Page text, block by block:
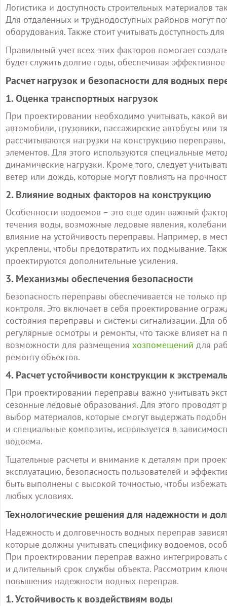
Логистика и доступность строительных материалов
Для отдаленных и труднодоступных районов могут
оборудования. Также стоит учитывать доступность
Правильный учет всех этих факторов помогает
будет служить долгие годы, обеспечивая
Расчет нагрузок и безопасности для водных
1. Оценка транспортных нагрузок
При проектировании необходимо учитывать, какой
автомобили, грузовики, пассажирские автобусы или
рассчитываются нагрузки на конструкцию
элементов. Для этого используются специальные
динамические нагрузки. Кроме того, следует
ветер или дождь, которые могут повлиять на
2. Влияние водных факторов на конструкцию
Особенности водоемов – это еще один важный
течения воды, возможные ледовые явления,
влияние на устойчивость переправы. Например, в
укреплены, чтобы предотвратить их подмывание.
проектируются дополнительные усиления.
3. Механизмы обеспечения безопасности
Безопасность переправы обеспечивается не только
контроля. Это включает в себя проектирование
состояния переправы и системы сигнализации. Для
регулярные осмотры и ремонты, что также влияет на
возможности для размещения хозпомещений для
ремонту объектов.
4. Расчет устойчивости конструкции к
При проектировании переправы важно учитывать
сезонные ледовые образования. Для этого проводят
выбор материалов, которые смогут выдержать
и специальные композиты, используется в
водоема.
Тщательные расчеты и внимание к деталям при
эксплуатацию, безопасность пользователей и
быть выполнены с высокой точностью, чтобы
любых условиях.
Технологические решения для надежности и
Надежность и долговечность водных переправ
которые должны учитывать специфику водоемов,
При проектировании переправ важно интегрировать
и длительный срок службы объекта. Рассмотрим
повышения надежности водных переправ.
1. Устойчивость к воздействиям воды